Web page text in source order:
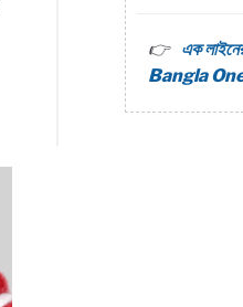
এক লাইনের
Bangla